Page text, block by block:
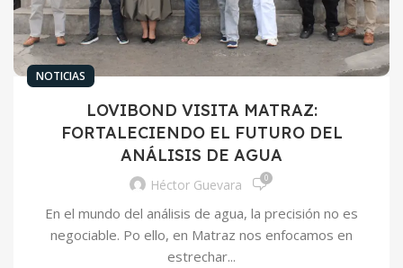
NOTICIAS
LOVIBOND VISITA MATRAZ:
FORTALECIENDO EL FUTURO DEL
ANÁLISIS DE AGUA
Héctor Guevara 0
En el mundo del análisis de agua, la precisión no es
negociable. Po ello, en Matraz nos enfocamos en
estrechar...